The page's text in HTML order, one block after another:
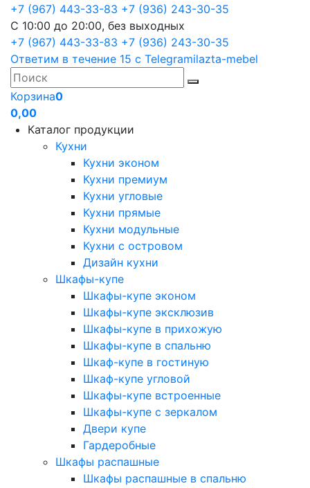
+7 (967) 443-33-83 +7 (936) 243-30-35
С 10:00 до 20:00, без выходных
+7 (967) 443-33-83 +7 (936) 243-30-35
Ответим в течение 15 с Telegramilazta-mebel
Корзина0
0,00
Каталог продукции
Кухни
Кухни эконом
Кухни премиум
Кухни угловые
Кухни прямые
Кухни модульные
Кухни с островом
Дизайн кухни
Шкафы-купе
Шкафы-купе эконом
Шкафы-купе эксклюзив
Шкафы-купе в прихожую
Шкафы-купе в спальню
Шкаф-купе в гостиную
Шкаф-купе угловой
Шкафы-купе встроенные
Шкафы-купе с зеркалом
Двери купе
Гардеробные
Шкафы распашные
Шкафы распашные в спальню